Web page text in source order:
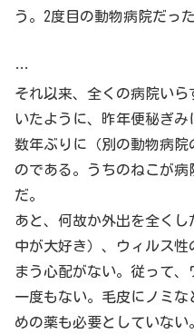
う。2度目の動物病院だった
…
それ以来、全くの病院い
いたように、昨年便秘ぎ
数年ぶりに（別の動物病
のである。うちのねこが
だ。
あと、何故か外出を全く
中が大好き）、ウィルス
まう心配がない。従って
一度もない。毛皮にノミ
めの薬も必要としていない